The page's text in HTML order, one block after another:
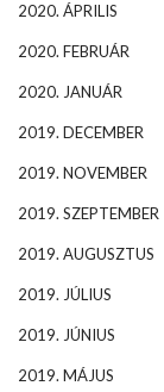
2020. ÁPRILIS
2020. FEBRUÁR
2020. JANUÁR
2019. DECEMBER
2019. NOVEMBER
2019. SZEPTEMBER
2019. AUGUSZTUS
2019. JÚLIUS
2019. JÚNIUS
2019. MÁJUS